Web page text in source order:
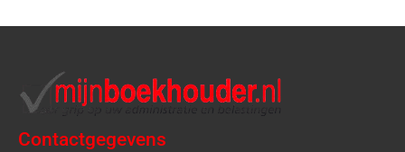
Contactgegevens